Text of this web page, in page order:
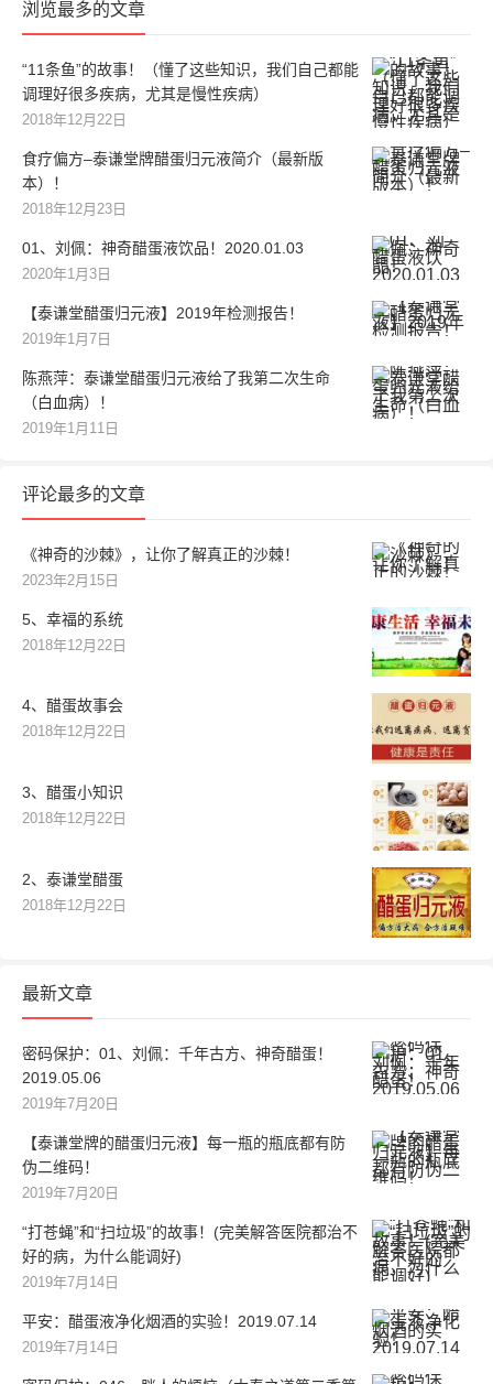
浏览最多的文章
“11条鱼”的故事！（懂了这些知识，我们自己都能
调理好很多疾病，尤其是慢性疾病）
2018年12月22日
食疗偏方–泰谦堂牌醋蛋归元液简介（最新版
本）！
2018年12月23日
01、刘佩：神奇醋蛋液饮品！2020.01.03
2020年1月3日
【泰谦堂醋蛋归元液】2019年检测报告！
2019年1月7日
陈燕萍：泰谦堂醋蛋归元液给了我第二次生命
（白血病）！
2019年1月11日
评论最多的文章
《神奇的沙棘》，让你了解真正的沙棘！
2023年2月15日
5、幸福的系统
2018年12月22日
4、醋蛋故事会
2018年12月22日
3、醋蛋小知识
2018年12月22日
2、泰谦堂醋蛋
2018年12月22日
最新文章
密码保护：01、刘佩：千年古方、神奇醋蛋！
2019.05.06
2019年7月20日
【泰谦堂牌的醋蛋归元液】每一瓶的瓶底都有防
伪二维码！
2019年7月20日
“打苍蝇”和“扫垃圾”的故事！(完美解答医院都治不
好的病，为什么能调好)
2019年7月14日
平安：醋蛋液净化烟酒的实验！2019.07.14
2019年7月14日